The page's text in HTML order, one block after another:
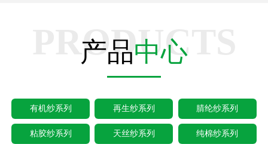
PRODUCTS
产品中心
有机纱系列 再生纱系列 腈纶纱系列
粘胶纱系列 天丝纱系列 纯棉纱系列